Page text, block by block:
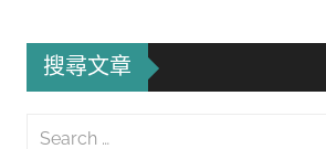
搜尋文章
Search